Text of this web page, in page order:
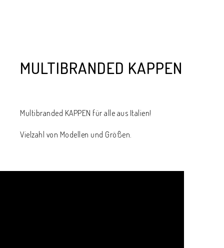
MULTIBRANDED KAPPEN
Multibranded KAPPEN für alle aus Italien!
Vielzahl von Modellen und Größen.